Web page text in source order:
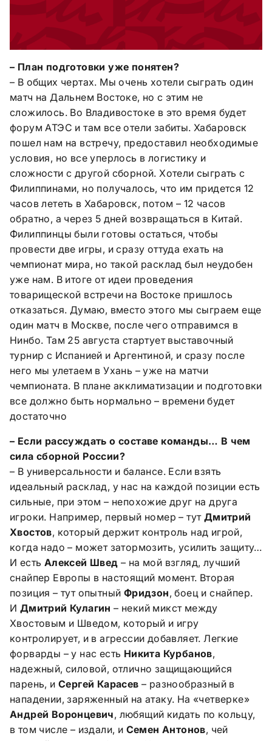
– План подготовки уже понятен?
– В общих чертах. Мы очень хотели сыграть один
матч на Дальнем Востоке, но с этим не
сложилось. Во Владивостоке в это время будет
форум АТЭС и там все отели забиты. Хабаровск
пошел нам на встречу, предоставил необходимые
условия, но все уперлось в логистику и
сложности с другой сборной. Хотели сыграть с
Филиппинами, но получалось, что им придется 12
часов лететь в Хабаровск, потом – 12 часов
обратно, а через 5 дней возвращаться в Китай.
Филиппинцы были готовы остаться, чтобы
провести две игры, и сразу оттуда ехать на
чемпионат мира, но такой расклад был неудобен
уже нам. В итоге от идеи проведения
товарищеской встречи на Востоке пришлось
отказаться. Думаю, вместо этого мы сыграем еще
один матч в Москве, после чего отправимся в
Нинбо. Там 25 августа стартует выставочный
турнир с Испанией и Аргентиной, и сразу после
него мы улетаем в Ухань – уже на матчи
чемпионата. В плане акклиматизации и подготовки
все должно быть нормально – времени будет
достаточно
– Если рассуждать о составе команды… В чем
сила сборной России?
– В универсальности и балансе. Если взять
идеальный расклад, у нас на каждой позиции есть
сильные, при этом – непохожие друг на друга
игроки. Например, первый номер – тут Дмитрий
Хвостов, который держит контроль над игрой,
когда надо – может затормозить, усилить защиту…
И есть Алексей Швед – на мой взгляд, лучший
снайпер Европы в настоящий момент. Вторая
позиция – тут опытный Фридзон, боец и снайпер.
И Дмитрий Кулагин – некий микст между
Хвостовым и Шведом, который и игру
контролирует, и в агрессии добавляет. Легкие
форварды – у нас есть Никита Курбанов,
надежный, силовой, отлично защищающийся
парень, иСергей Карасев – разнообразный в
нападении, заряженный на атаку. На «четверке»
Андрей Воронцевич, любящий кидать по кольцу,
в том числе – издали, и Семен Антонов, чей